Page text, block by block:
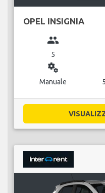
OPEL INSIGNIA
group
5
miscellaneous_services
Manuale